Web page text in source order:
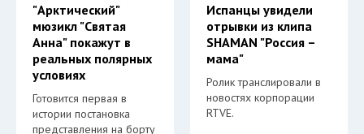
"Арктический"
мюзикл "Святая
Анна" покажут в
реальных полярных
условиях
Готовится первая в
истории постановка
представления на борту
Испанцы увидели
отрывки из клипа
SHAMAN "Россия –
мама"
Ролик транслировали в
новостях корпорации
RTVE.